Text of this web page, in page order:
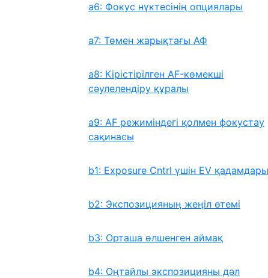
a6: Фокус нүктесінің опциялары
a7: Төмен жарықтағы АФ
a8: Кірістірілген AF-көмекші
сəулелендіру құралы
a9: AF режиміндегі қолмен фокустау
сақинасы
b1: Exposure Cntrl үшін EV қадамдары
b2: Экспозицияның жеңіл өтемі
b3: Орташа өлшенген аймақ
b4: Оңтайлы экспозицияны дәл